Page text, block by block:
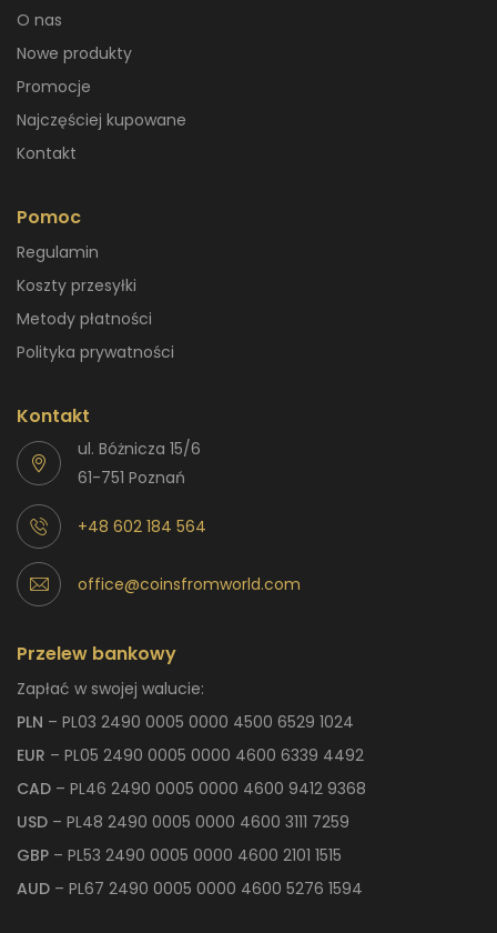
O nas
Nowe produkty
Promocje
Najczęściej kupowane
Kontakt
Pomoc
Regulamin
Koszty przesyłki
Metody płatności
Polityka prywatności
Kontakt
ul. Bóżnicza 15/6
61-751 Poznań
+48 602 184 564
office@coinsfromworld.com
Przelew bankowy
Zapłać w swojej walucie:
PLN – PL03 2490 0005 0000 4500 6529 1024
EUR – PL05 2490 0005 0000 4600 6339 4492
CAD – PL46 2490 0005 0000 4600 9412 9368
USD – PL48 2490 0005 0000 4600 3111 7259
GBP – PL53 2490 0005 0000 4600 2101 1515
AUD – PL67 2490 0005 0000 4600 5276 1594